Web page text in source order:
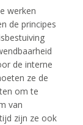
werken
de principes
de interne
ze de
om te
van
zijn ze ook